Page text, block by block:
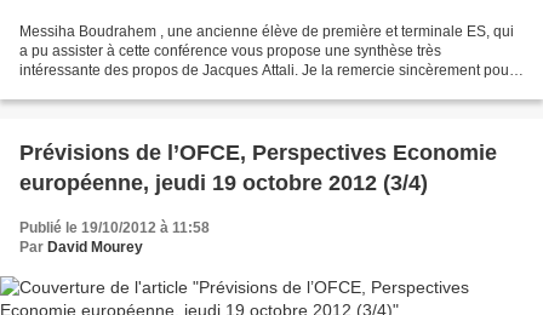
Messiha Boudrahem , une ancienne élève de première et terminale ES, qui
a pu assister à cette conférence vous propose une synthèse très
intéressante des propos de Jacques Attali. Je la remercie sincèrement pour
Prévisions de l’OFCE, Perspectives Economie
européenne, jeudi 19 octobre 2012 (3/4)
Publié le 19/10/2012 à 11:58
Par David Mourey